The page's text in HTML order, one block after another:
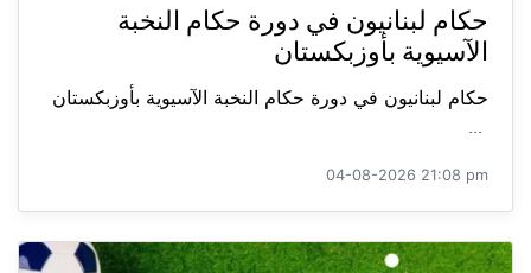
حكام لبنانيون في دورة حكام النخبة
الآسيوية بأوزبكستان
حكام لبنانيون في دورة حكام النخبة الآسيوية بأوزبكستان
...
04-08-2026 21:08 pm